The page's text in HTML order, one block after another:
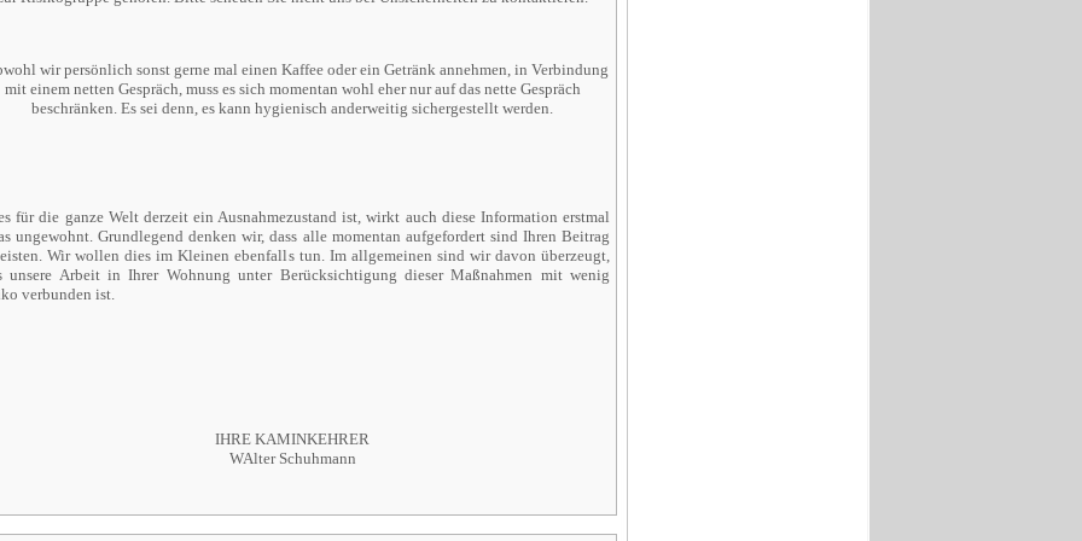
wir persönlich sonst gerne mal einen Kaffee oder ein Getränk annehmen, in Verbindung
mit einem netten Gespräch, muss es sich momentan wohl eher nur auf das nette Gespräch
beschränken. Es sei denn, es kann hygienisch anderweitig sichergestellt werden.
für die ganze Welt derzeit ein Ausnahmezustand ist, wirkt auch diese Information erstmal
ungewohnt. Grundlegend denken wir, dass alle momentan aufgefordert sind Ihren Beitrag
Wir wollen dies im Kleinen ebenfalls tun. Im allgemeinen sind wir davon überzeugt,
unsere Arbeit in Ihrer Wohnung unter Berücksichtigung dieser Maßnahmen mit wenig
verbunden ist.
IHRE KAMINKEHRER
WAlter Schuhmann